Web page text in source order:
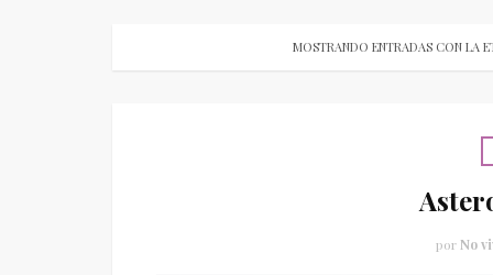
MOSTRANDO ENTRADAS CON LA
por No